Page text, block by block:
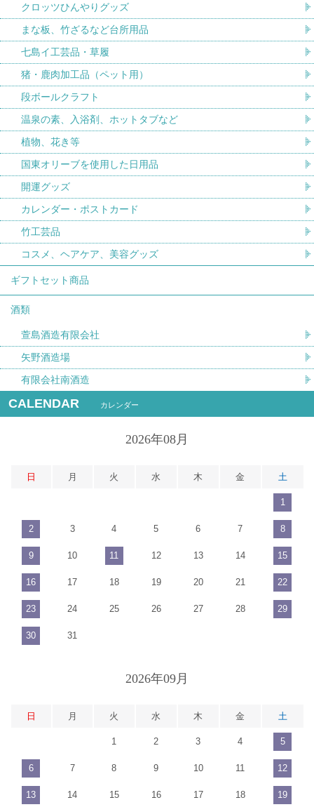
クロッツひんやりグッズ
まな板、竹ざるなど台所用品
七島イ工芸品・草履
猪・鹿肉加工品（ペット用）
段ボールクラフト
温泉の素、入浴剤、ホットタブなど
植物、花き等
国東オリーブを使用した日用品
開運グッズ
カレンダー・ポストカード
竹工芸品
コスメ、ヘアケア、美容グッズ
ギフトセット商品
酒類
萱島酒造有限会社
矢野酒造場
有限会社南酒造
CALENDAR カレンダー
2026年08月
日 月 火 水 木 金 土
1
2 3 4 5 6 7 8
9 10 11 12 13 14 15
16 17 18 19 20 21 22
23 24 25 26 27 28 29
30 31
2026年09月
日 月 火 水 木 金 土
1 2 3 4 5
6 7 8 9 10 11 12
13 14 15 16 17 18 19